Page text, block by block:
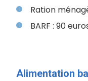
Ration
BARF : 90
Alimentation